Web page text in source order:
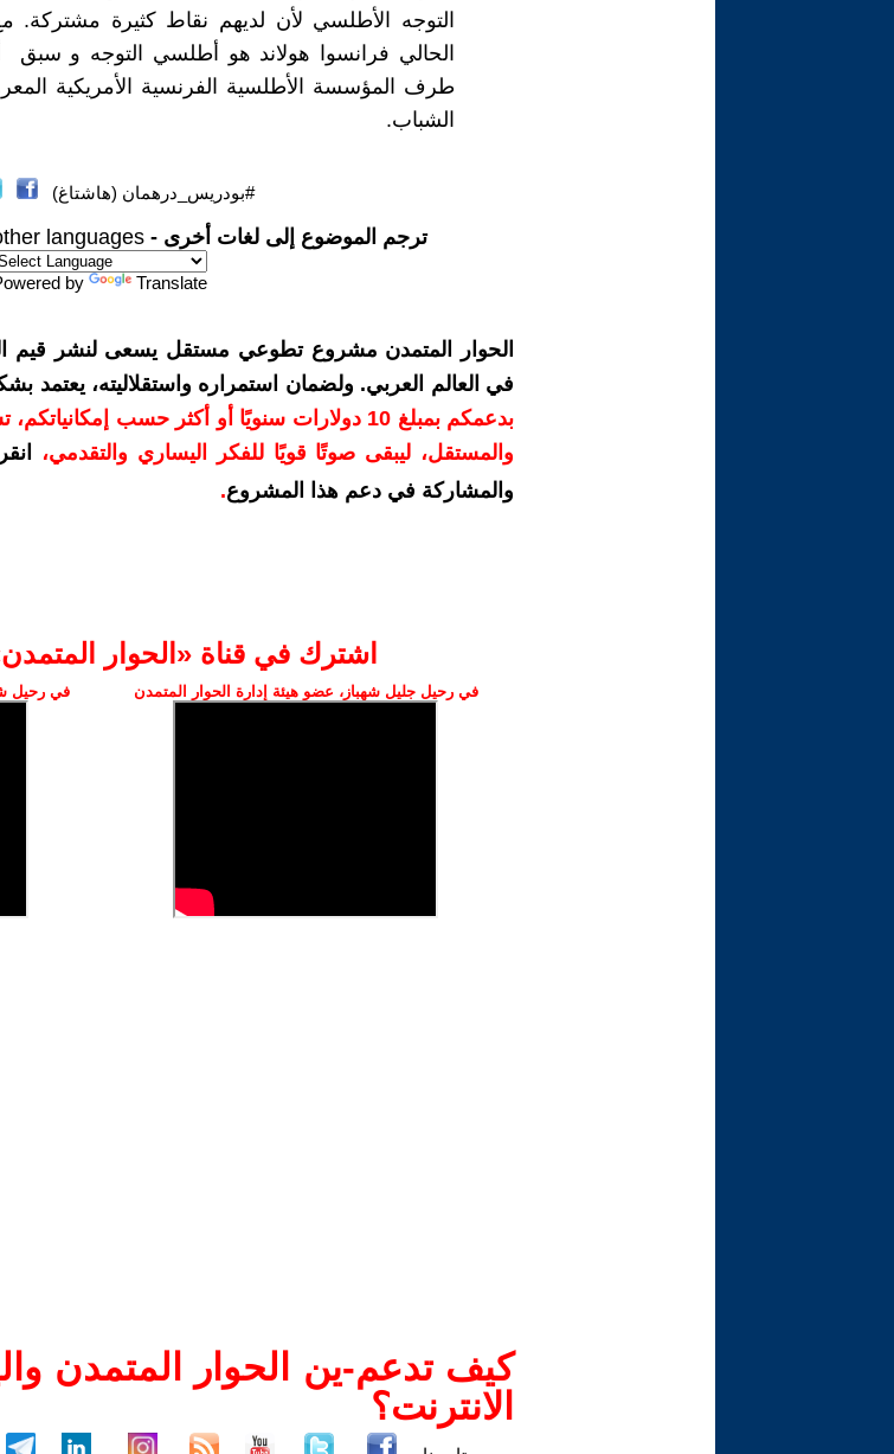
التوجه الأطلسي لأن لديهم نقاط كثيرة مشتركة.
الشباب.
#بودريس_درهمان (هاشتاغ)
ترجم الموضوع إلى لغات أخرى - languages
by Translate
الحوار المتمدن مشروع تطوعي مستقل يسعى لنشر قيم
في العالم العربي. ولضمان استمراره واستقلاليته،
بدعمكم بمبلغ 10 دولارات سنويًا أو أكثر حسب
والمستقل، ليبقى صوتًا قويًا للفكر اليساري والتقدمي،
والمشاركة في دعم هذا المشروع.
اشترك في قناة ‫«الحوار
في رحيل جليل شهباز، عضو هيئة إدارة الحوار المتمدن في رحيل
كيف تدعم-ين الحوار المتمدن
الانترنت؟